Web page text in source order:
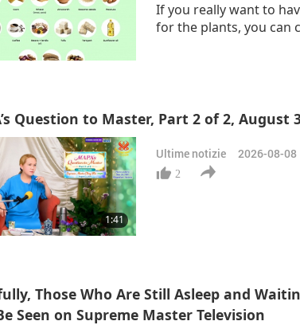
If you really want to
for the plants, you can
Question to Master, Part 2 of 2, August
1:41
Ultime notizie 2026-08-08
2
Those Who Are Still Asleep and
Seen on Supreme Master Television